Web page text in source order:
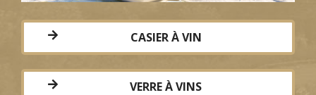
CASIER À VIN
VERRE À VINS